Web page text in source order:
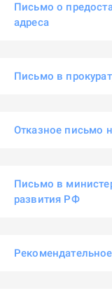
Письмо о
адреса
Письмо в
Отказное письмо
Письмо в
развития РФ